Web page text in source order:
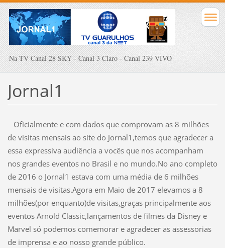
Na TV Canal 28 SKY - Canal 3 Claro - Canal 239 VIVO
Jornal1
Oficialmente e com dados que comprovam as 8 milhões
de visitas mensais ao site do Jornal1,temos que agradecer a
essa expressiva audiência a vocês que nos acompanham
nos grandes eventos no Brasil e no mundo.No ano completo
de 2016 o Jornal1 estava com uma média de 6 milhões
mensais de visitas.Agora em Maio de 2017 elevamos a 8
milhões(por enquanto)de visitas,graças principalmente aos
eventos Arnold Classic,lançamentos de filmes da Disney e
Marvel só podemos comemorar e agradecer as assessorias
de imprensa e ao nosso grande público.